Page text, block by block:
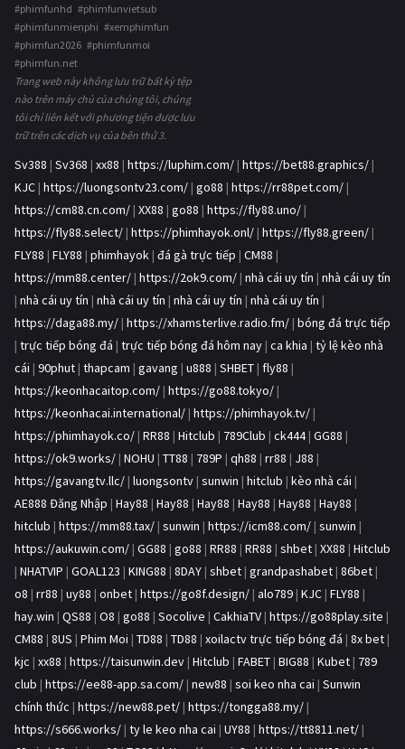
#phimfunhd #phimfunvietsub
#phimfunmienphi #xemphimfun
#phimfun2026 #phimfunmoi
#phimfun.net
Trang web này không lưu trữ bất kỳ tệp
nào trên máy chủ của chúng tôi, chúng
tôi chỉ liên kết với phương tiện được lưu
trữ trên các dịch vụ của bên thứ 3.
Sv388 | Sv368 | xx88 | https://luphim.com/ | https://bet88.graphics/ |
KJC | https://luongsontv23.com/ | go88 | https://rr88pet.com/ |
https://cm88.cn.com/ | XX88 | go88 | https://fly88.uno/ |
https://fly88.select/ | https://phimhayok.onl/ | https://fly88.green/ |
FLY88 | FLY88 | phimhayok | đá gà trực tiếp | CM88 |
https://mm88.center/ | https://2ok9.com/ | nhà cái uy tín | nhà cái uy tín
| nhà cái uy tín | nhà cái uy tín | nhà cái uy tín | nhà cái uy tín |
https://daga88.my/ | https://xhamsterlive.radio.fm/ | bóng đá trực tiếp
| trực tiếp bóng đá | trực tiếp bóng đá hôm nay | ca khia | tỷ lệ kèo nhà
cái | 90phut | thapcam | gavang | u888 | SHBET | fly88 |
https://keonhacaitop.com/ | https://go88.tokyo/ |
https://keonhacai.international/ | https://phimhayok.tv/ |
https://phimhayok.co/ | RR88 | Hitclub | 789Club | ck444| GG88 |
https://ok9.works/ | NOHU | TT88 | 789P | qh88 | rr88 | J88 |
https://gavangtv.llc/ | luongsontv | sunwin | hitclub | kèo nhà cái |
AE888 Đăng Nhập | Hay88 | Hay88 | Hay88 | Hay88 | Hay88 | Hay88 |
hitclub | https://mm88.tax/ | sunwin | https://icm88.com/ | sunwin |
https://aukuwin.com/ | GG88 | go88 | RR88 | RR88 | shbet | XX88 | Hitclub
| NHATVIP | GOAL123 | KING88 | 8DAY | shbet | grandpashabet | 86bet |
o8 | rr88 | uy88 | onbet | https://go8f.design/ | alo789 | KJC | FLY88 |
hay.win | QS88 | O8 | go88 | Socolive | CakhiaTV | https://go88play.site |
CM88 | 8US | Phim Moi | TD88 | TD88 | xoilactv trực tiếp bóng đá | 8x bet |
kjc | xx88 | https://taisunwin.dev | Hitclub | FABET | BIG88 | Kubet | 789
club | https://ee88-app.sa.com/ | new88 | soi keo nha cai | Sunwin
chính thức | https://new88.pet/ | https://tongga88.my/ |
https://s666.works/ | ty le keo nha cai | UY88 | https://tt8811.net/ |